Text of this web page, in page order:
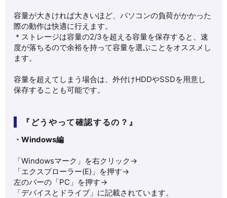
容量が大きければ大きいほど、パソコンの負荷がかかった
際の動作は快適に行えます。
＊ストレージは容量の2/3を超える容量を保存すると、速
度が落ちるので余裕を持って容量を選ぶことをオススメし
ます。
容量を超えてしまう場合は、外付けHDDやSSDを用意し
保存することも可能です。
『どうやって確認するの？』
・Windows編
「Windowsマーク」を右クリック→
「エクスプローラー(E)」を押す→
左のバーの「PC」を押す→
「デバイスとドライブ」に記載されています。